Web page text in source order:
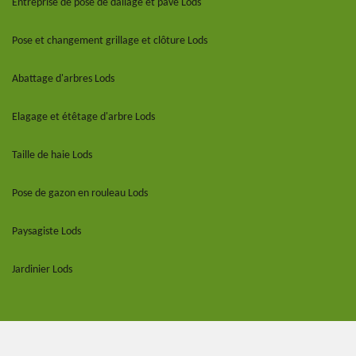
Entreprise de pose de dallage et pavé Lods
Pose et changement grillage et clôture Lods
Abattage d'arbres Lods
Elagage et étêtage d'arbre Lods
Taille de haie Lods
Pose de gazon en rouleau Lods
Paysagiste Lods
Jardinier Lods